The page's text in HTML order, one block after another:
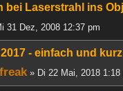
bei Laserstrahl ins
31 Dez, 2008 12:37 pm
- einfach und kurz
» Di 22 Mai, 2018 1:18